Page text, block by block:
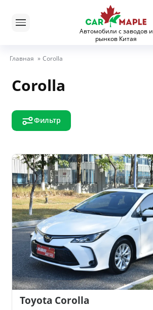
Автомобили с заводов и
рынков Китая
Главная » Corolla
Corolla
Фильтр
Toyota Corolla